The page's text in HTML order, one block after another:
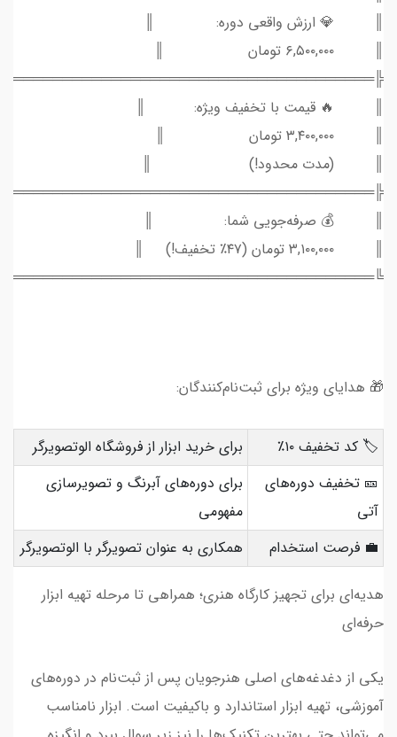
║ 💎 ارزش واقعی دوره: ║
║ 🔥 قیمت با تخفیف ویژه: ║
║ (مدت محدود!) ║
║ 💰 صرفه‌جویی شما: ║
🎁 هدایای ویژه برای ثبت‌نام‌کنندگان:
🏷️ کد تخفیف ۱۰٪
برای خرید ابزار از فروشگاه الوتصویرگر
🎫 تخفیف دوره‌های
آتی
برای دوره‌های آبرنگ و تصویرسازی
مفهومی
💼 فرصت استخدام
همکاری به عنوان تصویرگر با الوتصویرگر
هدیه‌ای برای تجهیز کارگاه هنری؛ همراهی تا مرحله تهیه ابزار
حرفه‌ای
یکی از دغدغه‌های اصلی هنرجویان پس از ثبت‌نام در دوره‌های
آموزشی، تهیه ابزار استاندارد و باکیفیت است. ابزار نامناسب